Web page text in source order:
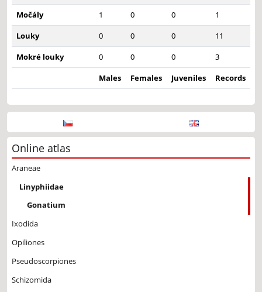
Močály
1 0 0
1
Louky
0 0 0
11
Mokré louky
0 0 0
3
Males
Females Juveniles Records
Online atlas
Araneae
Linyphiidae
Gonatium
Ixodida
Opiliones
Pseudoscorpiones
Schizomida